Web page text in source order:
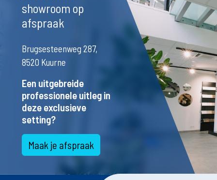
showroom op
afspraak
Brugsesteenweg 287,
8520 Kuurne
Een uitgebreide
professionele uitleg in
deze exclusieve
setting?
Maak je afspraak